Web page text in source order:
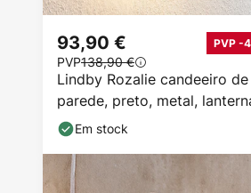
Lindby Rozalie candeeiro de
parede, preto, metal,
44cm
93,90 € PVP -
PVP138,90 €
Em stock